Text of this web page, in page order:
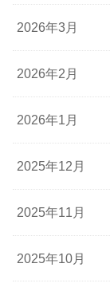
2026年3月
2026年2月
2026年1月
2025年12月
2025年11月
2025年10月